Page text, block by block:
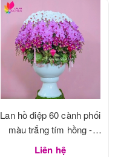
Lan hồ điệp 60 cành phối
màu trắng tím hồng -
LHD1183
Liên hệ